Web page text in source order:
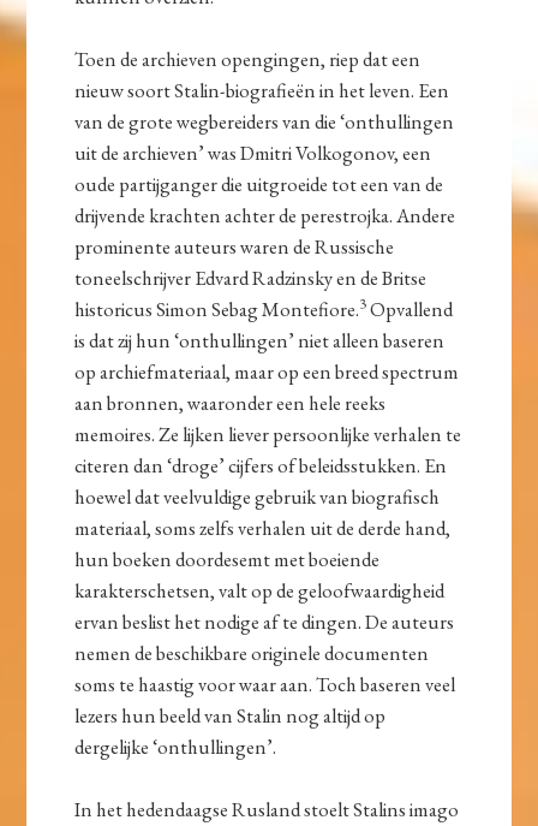
Toen de archieven opengingen, riep dat een
nieuw soort Stalin-biografieën in het leven. Een
van de grote wegbereiders van die ‘onthullingen
uit de archieven’ was Dmitri Volkogonov, een
oude partijganger die uitgroeide tot een van de
drijvende krachten achter de perestrojka. Andere
prominente auteurs waren de Russische
toneelschrijver Edvard Radzinsky en de Britse
historicus Simon Sebag Montefiore.3Opvallend
is dat zij hun ‘onthullingen’ niet alleen baseren
op archiefmateriaal, maar op een breed spectrum
aan bronnen, waaronder een hele reeks
memoires. Ze lijken liever persoonlijke verhalen te
citeren dan ‘droge’ cijfers of beleidsstukken. En
hoewel dat veelvuldige gebruik van biografisch
materiaal, soms zelfs verhalen uit de derde hand,
hun boeken doordesemt met boeiende
karakterschetsen, valt op de geloofwaardigheid
ervan beslist het nodige af te dingen. De auteurs
nemen de beschikbare originele documenten
soms te haastig voor waar aan. Toch baseren veel
lezers hun beeld van Stalin nog altijd op
dergelijke ‘onthullingen’.
In het hedendaagse Rusland stoelt Stalins imago